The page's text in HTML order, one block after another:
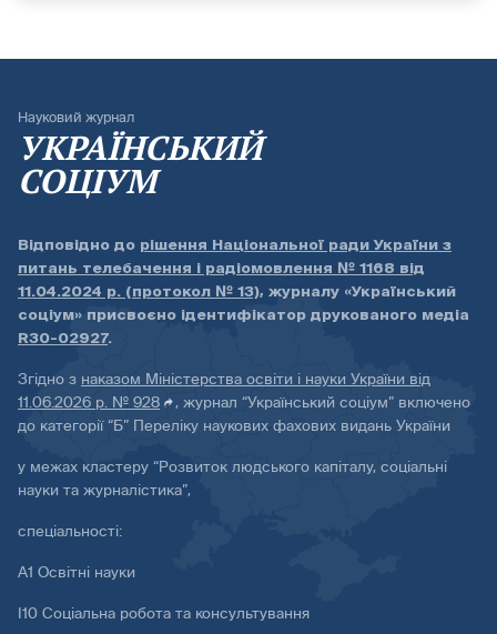
Науковий журнал
УКРАЇНСЬКИЙ
СОЦІУМ
Відповідно до рішення Національної ради України з
питань телебачення і радіомовлення № 1168 від
11.04.2024 р. (протокол № 13), журналу «Український
соціум» присвоєно ідентифікатор друкованого медіа
R30-02927.
Згідно з наказом Міністерства освіти і науки України від
11.06.2026 р. № 928
, журнал “Український соціум” включено
до категорії “Б” Переліку наукових фахових видань України
у межах кластеру “Розвиток людського капіталу, соціальні
науки та журналістика”,
спеціальності:
А1 Освітні науки
І10 Соціальна робота та консультування